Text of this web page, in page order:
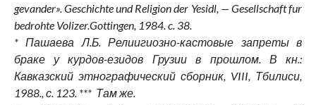
gevander». Geschichte und Religion der Yesidl, — Gesellschaft fur
bedrohte Volizer.Gottingen, 1984. c. 38.
* Пашаева Л.Б. Релиигиозно-кастовые запреты в
браке у курдов-езидов Грузии в прошлом. В кн.:
Кавказский этнографический сборник, VIII, Тбилиси,
1988., с. 123. *** Там же.